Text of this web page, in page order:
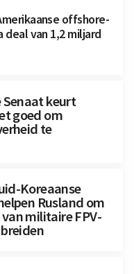
offshore-
deal van 1,2 miljard
keurt
goed om
te
Koreaanse
Rusland om
militaire FPV-